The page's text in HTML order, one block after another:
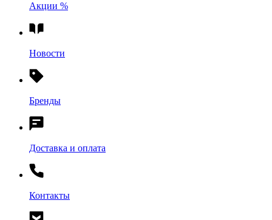
Акции %
Новости
Бренды
Доставка и оплата
Контакты